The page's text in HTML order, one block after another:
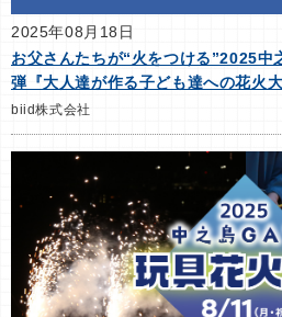
2025年08月18日
お父さんたちが“火をつける”2025中
弾『大人達が作る子ども達への花火
biid株式会社